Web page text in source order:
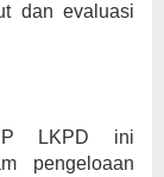
dan evaluasi
LKPD ini
pengeloaan